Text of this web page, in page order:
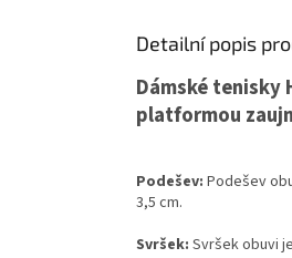
Detailní popis
Dámské tenisky
platformou
Podešev: Podešev
3,5 cm.
Svršek: Svršek obuvi